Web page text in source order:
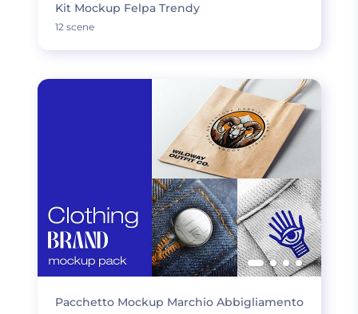
Kit Mockup Felpa Trendy
12 scene
Pacchetto Mockup Marchio Abbigliamento